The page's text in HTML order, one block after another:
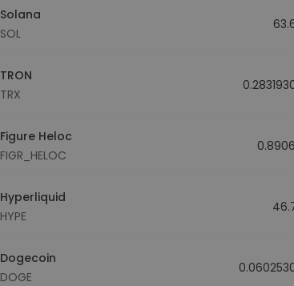
Solana
SOL
TRON
TRX
Figure Heloc
FIGR_HELOC
Hyperliquid
HYPE
Dogecoin
DOGE